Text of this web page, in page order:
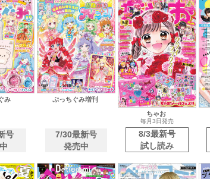
み
号
ぷっちぐみ増刊
7/30最新号
発売中
ちゃお
毎月3日発売
8/3最新号
試し読み